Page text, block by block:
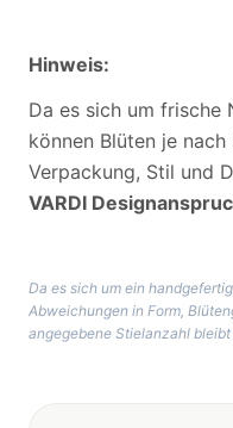
Hinweis:
Da es sich um frische
können Blüten je
Verpackung, Stil und
VARDI
Da es sich um ein
Abweichungen in Form,
angegebene Stielanzahl